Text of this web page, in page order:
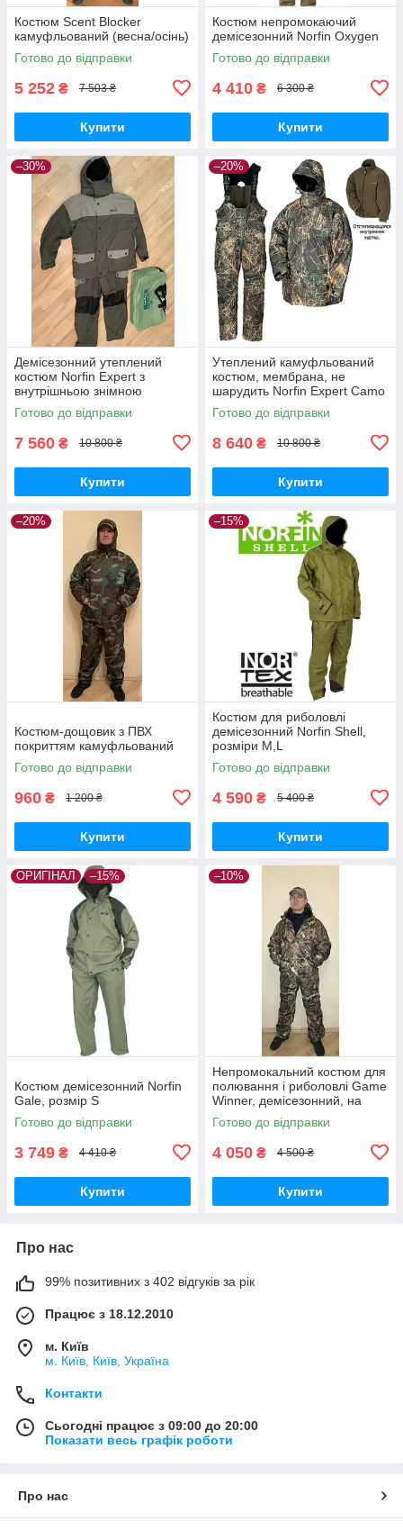
Костюм Scent Blocker
камуфльований (весна/осінь)
Готово до відправки
5 252 ₴ 7 503 ₴
Купити
Костюм непромокаючий
демісезонний Norfin Oxygen
Готово до відправки
4 410 ₴ 6 300 ₴
Купити
–30%
Демісезонний утеплений
костюм Norfin Expert з
внутрішньою знімною
флісовою курткою
Готово до відправки
7 560 ₴ 10 800 ₴
Купити
–20%
Утеплений камуфльований
костюм, мембрана, не
шарудить Norfin Expert Camo
зі знімною флісовою
внутрішньою курткою
Готово до відправки
8 640 ₴ 10 800 ₴
Купити
–20%
Костюм-дощовик з ПВХ
покриттям камуфльований
Готово до відправки
960 ₴ 1 200 ₴
Купити
–15%
Костюм для риболовлі
демісезонний Norfin Shell,
розміри M,L
Готово до відправки
4 590 ₴ 5 400 ₴
Купити
ОРИГІНАЛ –15%
Костюм демісезонний Norfin
Gale, розмір S
Готово до відправки
3 749 ₴ 4 410 ₴
Купити
–10%
Непромокальний костюм для
полювання і риболовлі Game
Winner, демісезонний, на
мембрані
Готово до відправки
4 050 ₴ 4 500 ₴
Купити
Про нас
99% позитивних з 402 відгуків за рік
Працює з 18.12.2010
м. Київ
м. Київ, Київ, Україна
Контакти
Сьогодні працює з 09:00 до 20:00
Показати весь графік роботи
Про нас